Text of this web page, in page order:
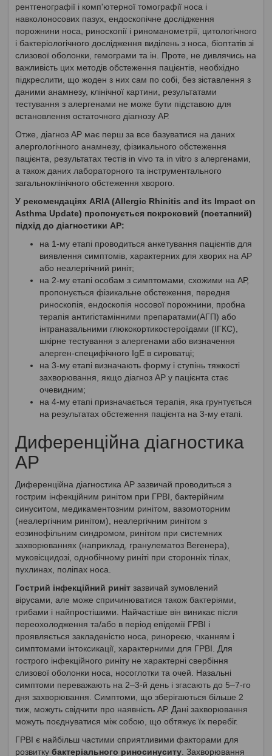
рентгенографії і комп'ютерної томографії носа і
навколоносових пазух, ендоскопічне дослідження
порожнини носа, риноскопії і риноманометрії, цитологічного
і бактеріологічного дослідження виділень з носа, біоптатів зі
слизової оболонки, гемограми та ін. Проте, не дивлячись на
важливість цих методів обстеження пацієнтів, необхідно
підкреслити, що жоден з них сам по собі, без зіставлення з
даними анамнезу, клінічної картини, результатами
тестування з алергенами не може бути підставою для
встановлення остаточного діагнозу АР.
Отже, діагноз АР має перш за все базуватися на даних
алергологічного анамнезу, фізикального обстеження
пацієнта, результатах тестів in vivo та in vitro з алергенами,
а також даних лабораторного та інструментального
загальноклінічного обстеження хворого.
У рекомендаціях ARIA (Allergic Rhinitis and its Impact on
Asthma Update) пропонується покроковий (поетапний)
підхід до діагностики АР:
на 1-му етапі проводиться анкетування пацієнтів для
виявлення симптомів, характерних для хворих на АР
або неалергічний риніт;
на 2-му етапі особам з симптомами, схожими на АР,
пропонується фізикальне обстеження, передня
риноскопія, ендоскопія носової порожнини, пробна
терапія антигістамінними препаратами(АГП) або
інтраназальними глюкокортикостероїдами (ІГКС),
шкірне тестування з алергенами або визначення
алерген-специфічного IgE в сироватці;
на 3-му етапі визначають форму і ступінь тяжкості
захворювання, якщо діагноз АР у пацієнта стає
очевидним;
на 4-му етапі призначається терапія, яка грунтується
на результатах обстеження пацієнта на 3-му етапі.
Диференційна діагностика
АР
Диференційна діагностика АР зазвичай проводиться з
гострим інфекційним ринітом при ГРВІ, бактерійним
синуситом, медикаментозним ринітом, вазомоторним
(неалергічним ринітом), неалергічним ринітом з
еозинофільним синдромом, ринітом при системних
захворюваннях (наприклад, гранулематоз Вегенера),
муковісцидозі, однобічному риніті при сторонніх тілах,
пухлинах, поліпах носа.
Гострий інфекційний риніт зазвичай зумовлений
вірусами, але може спричинюватися також бактеріями,
грибами і найпростішими. Найчастіше він виникає після
переохолодження та/або в період епідемії ГРВІ і
проявляється закладеністю носа, ринореєю, чханням і
симптомами інтоксикації, характерними для ГРВІ. Для
гострого інфекційного риніту не характерні свербіння
слизової оболонки носа, носоглотки та очей. Назальні
симптоми переважають на 2–3-й день і згасають до 5–7-го
дня захворювання. Симптоми, що зберігаються більше 2
тиж, можуть свідчити про наявність АР. Дані захворювання
можуть поєднуватися між собою, що обтяжує їх перебіг.
ГРВІ є найбільш частими сприятливими факторами для
розвитку бактеріального риносинуситу . Захворювання